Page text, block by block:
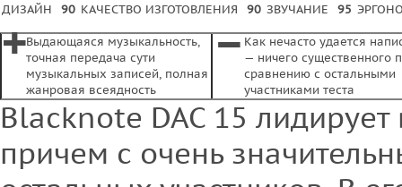
ДИЗАЙН 90 КАЧЕСТВО ИЗГОТОВЛЕНИЯ 90 ЗВУЧАНИЕ 95
+Выдающаяся музыкальность,
точная передача сути
музыкальных записей, полная
жанровая всеядность
–Как нечасто удается
— ничего существенного
сравнению с остальными
участниками теста
Blacknote DAC 15 лидирует
причем с очень